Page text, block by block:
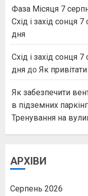
Фаза Місяця 7
Схід і захід сонця
дня
Схід і захід сонця
дня до Як
Як забезпечити
в підземних
Тренування на
АРХІВИ
Серпень 2026